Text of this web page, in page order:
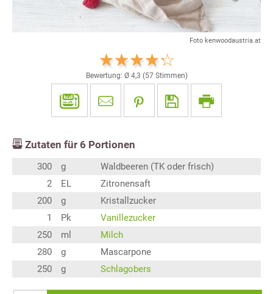
Foto kenwoodaustria.at
Bewertung: Ø 4,3 (57Stimmen)
Zutaten für 6 Portionen
300 g
Waldbeeren (TK oder frisch)
2
EL
Zitronensaft
200
g
Kristallzucker
1
Pk
Vanillezucker
250
ml
Milch
280
g
Mascarpone
250
g Schlagobers